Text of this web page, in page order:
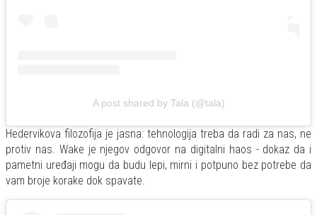
A post shared by Tala (@tala)
Hedervikova filozofija je jasna: tehnologija treba da radi za nas, ne
protiv nas. Wake je njegov odgovor na digitalni haos - dokaz da i
pametni uređaji mogu da budu lepi, mirni i potpuno bez potrebe da
vam broje korake dok spavate.